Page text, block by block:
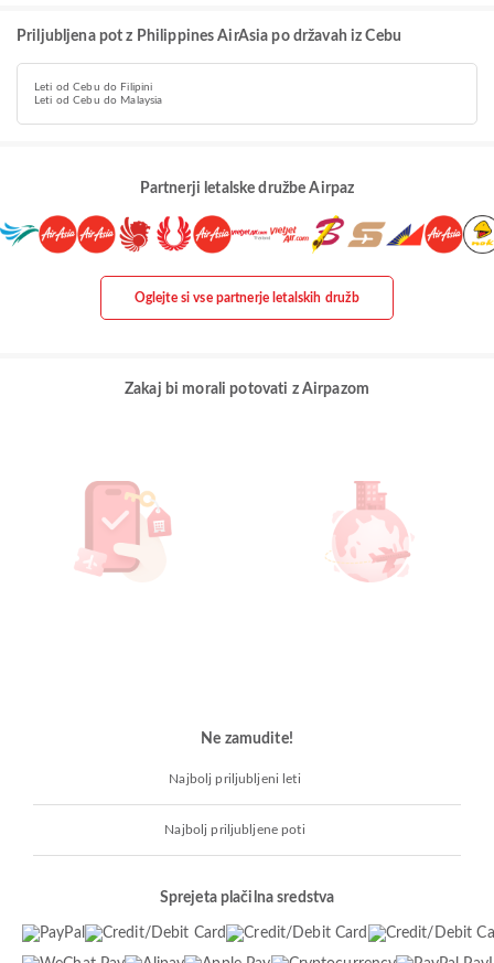
Priljubljena pot z Philippines AirAsia po državah iz Cebu
Leti od Cebu do Filipini
Leti od Cebu do Malaysia
Partnerji letalske družbe Airpaz
Oglejte si vse partnerje letalskih družb
Zakaj bi morali potovati z Airpazom
Ne zamudite!
Najbolj priljubljeni leti
Najbolj priljubljene poti
Sprejeta plačilna sredstva